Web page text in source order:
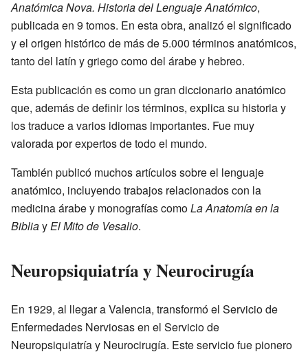
Anatómica Nova. Historia del Lenguaje Anatómico,
publicada en 9 tomos. En esta obra, analizó el significado
y el origen histórico de más de 5.000 términos anatómicos,
tanto del latín y griego como del árabe y hebreo.
Esta publicación es como un gran diccionario anatómico
que, además de definir los términos, explica su historia y
los traduce a varios idiomas importantes. Fue muy
valorada por expertos de todo el mundo.
También publicó muchos artículos sobre el lenguaje
anatómico, incluyendo trabajos relacionados con la
medicina árabe y monografías comoLa Anatomía en la
BibliayEl Mito de Vesalio.
Neuropsiquiatría y Neurocirugía
En 1929, al llegar a Valencia, transformó el Servicio de
Enfermedades Nerviosas en el Servicio de
Neuropsiquiatría y Neurocirugía. Este servicio fue pionero